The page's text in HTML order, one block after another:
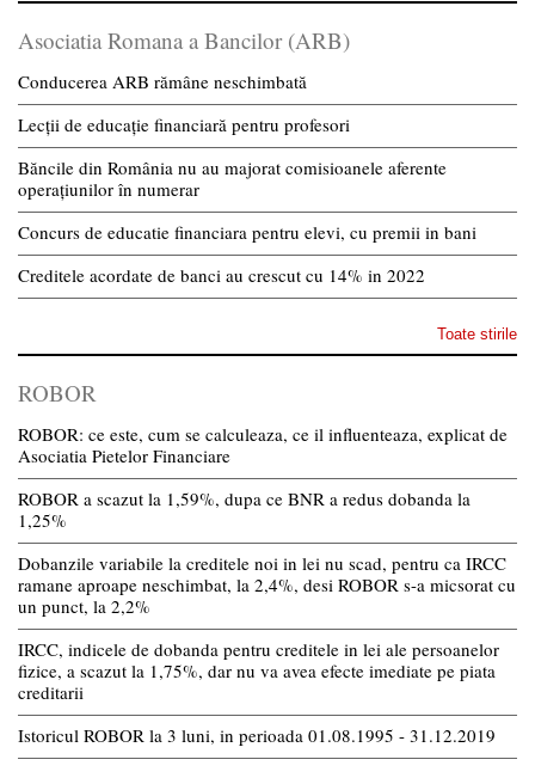
Asociatia Romana a Bancilor (ARB)
Conducerea ARB rămâne neschimbată
Lecții de educație financiară pentru profesori
Băncile din România nu au majorat comisioanele aferente
operațiunilor în numerar
Concurs de educatie financiara pentru elevi, cu premii in bani
Creditele acordate de banci au crescut cu 14% in 2022
Toate stirile
ROBOR
ROBOR: ce este, cum se calculeaza, ce il influenteaza, explicat de
Asociatia Pietelor Financiare
ROBOR a scazut la 1,59%, dupa ce BNR a redus dobanda la
1,25%
Dobanzile variabile la creditele noi in lei nu scad, pentru ca IRCC
ramane aproape neschimbat, la 2,4%, desi ROBOR s-a micsorat cu
un punct, la 2,2%
IRCC, indicele de dobanda pentru creditele in lei ale persoanelor
fizice, a scazut la 1,75%, dar nu va avea efecte imediate pe piata
creditarii
Istoricul ROBOR la 3 luni, in perioada 01.08.1995 - 31.12.2019